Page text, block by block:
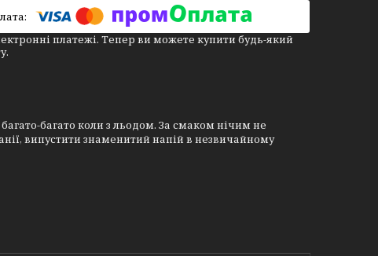
платежі. Тепер ви можете купити будь-який
багато коли з льодом. За смаком нічим не
випустити знаменитий напій в незвичайному